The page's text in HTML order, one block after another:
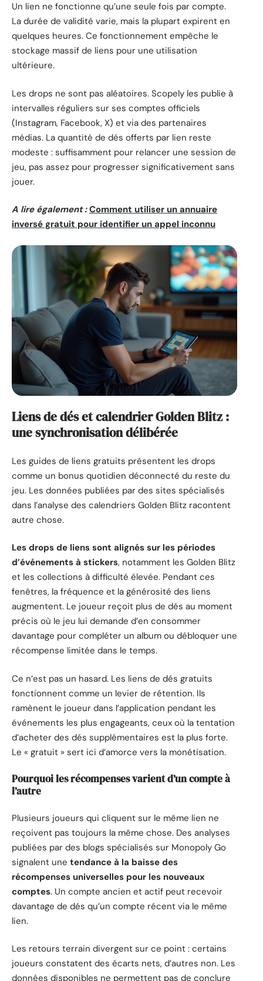
Un lien ne fonctionne qu’une seule fois par compte.
La durée de validité varie, mais la plupart expirent en
quelques heures. Ce fonctionnement empêche le
stockage massif de liens pour une utilisation
ultérieure.
Les drops ne sont pas aléatoires. Scopely les publie à
intervalles réguliers sur ses comptes officiels
(Instagram, Facebook, X) et via des partenaires
médias. La quantité de dés offerts par lien reste
modeste : suffisamment pour relancer une session de
jeu, pas assez pour progresser significativement sans
jouer.
A lire également : Comment utiliser un annuaire
inversé gratuit pour identifier un appel inconnu
Liens de dés et calendrier Golden Blitz :
une synchronisation délibérée
Les guides de liens gratuits présentent les drops
comme un bonus quotidien déconnecté du reste du
jeu. Les données publiées par des sites spécialisés
dans l’analyse des calendriers Golden Blitz racontent
autre chose.
Les drops de liens sont alignés sur les périodes
d’événements à stickers, notamment les Golden Blitz
et les collections à difficulté élevée. Pendant ces
fenêtres, la fréquence et la générosité des liens
augmentent. Le joueur reçoit plus de dés au moment
précis où le jeu lui demande d’en consommer
davantage pour compléter un album ou débloquer une
récompense limitée dans le temps.
Ce n’est pas un hasard. Les liens de dés gratuits
fonctionnent comme un levier de rétention. Ils
ramènent le joueur dans l’application pendant les
événements les plus engageants, ceux où la tentation
d’acheter des dés supplémentaires est la plus forte.
Le « gratuit » sert ici d’amorce vers la monétisation.
Pourquoi les récompenses varient d’un compte à
l’autre
Plusieurs joueurs qui cliquent sur le même lien ne
reçoivent pas toujours la même chose. Des analyses
publiées par des blogs spécialisés sur Monopoly Go
signalent une tendance à la baisse des
récompenses universelles pour les nouveaux
comptes. Un compte ancien et actif peut recevoir
davantage de dés qu’un compte récent via le même
lien.
Les retours terrain divergent sur ce point : certains
joueurs constatent des écarts nets, d’autres non. Les
données disponibles ne permettent pas de conclure